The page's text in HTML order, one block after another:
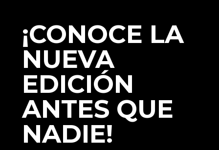
¡CONOCE LA
NUEVA
EDICIÓN
ANTES QUE
NADIE!